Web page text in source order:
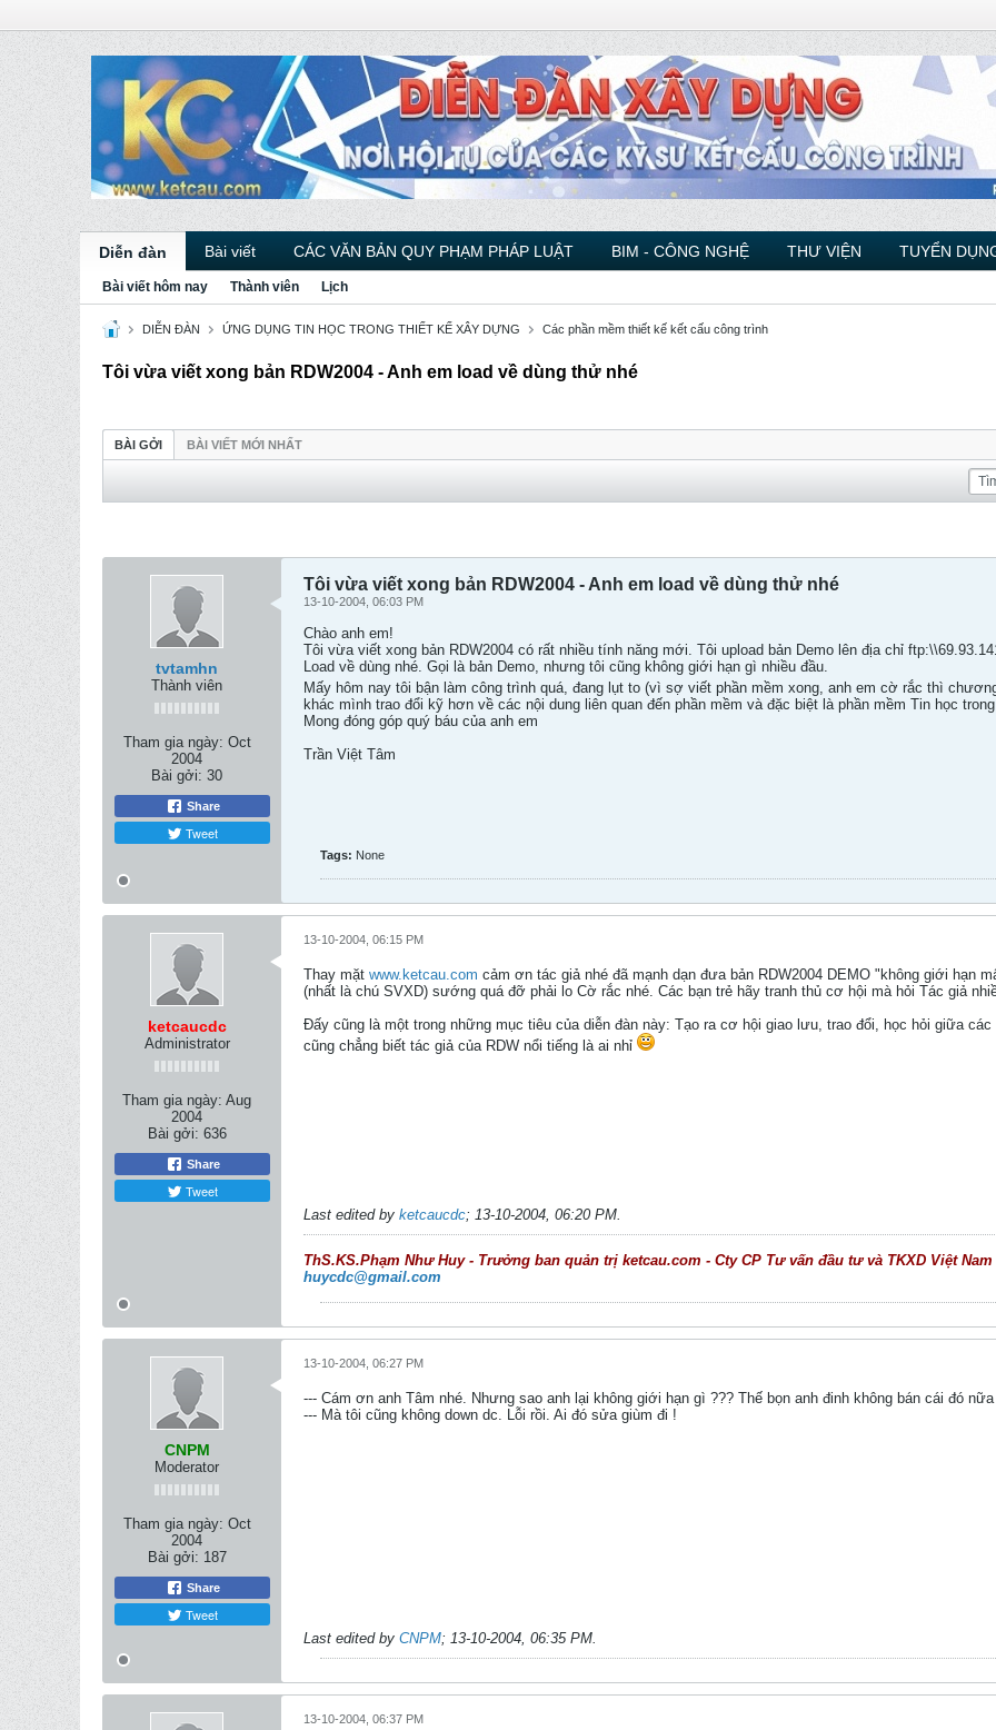
Diễn đàn Bài viết CÁC VĂN BẢN QUY PHẠM PHÁP LUẬT BIM - CÔNG NGHỆ THƯ VIỆN TUYỂN
Bài viết hôm nay Thành viên Lịch
DIỄN ĐÀN ỨNG DỤNG TIN HỌC TRONG THIẾT KẾ XÂY DỰNG Các phần mềm thiết kế kết cấu công trình
Tôi vừa viết xong bản RDW2004 - Anh em load về dùng thử nhé
BÀI GỞI BÀI VIẾT MỚI NHẤT
tvtamhn
Thành viên
Tham gia ngày: Oct
2004
Bài gởi: 30
Share
Tweet
Tôi vừa viết xong bản RDW2004 - Anh em load về dùng thử nhé
13-10-2004, 06:03 PM
Chào anh em!
Tôi vừa viết xong bản RDW2004 có rất nhiều tính năng mới. Tôi upload bản Demo lên địa chỉ
Load về dùng nhé. Gọi là bản Demo, nhưng tôi cũng không giới hạn gì nhiều đầu.
Mấy hôm nay tôi bận làm công trình quá, đang lụt to (vì sợ viết phần mềm xong, anh em cờ rắc thì
khác mình trao đổi kỹ hơn về các nội dung liên quan đến phần mềm và đặc biệt là phần mềm Tin học
Mong đóng góp quý báu của anh em
Trần Việt Tâm
Tags: None
ketcaucdc
Administrator
Tham gia ngày: Aug
2004
Bài gởi: 636
Share
Tweet
13-10-2004, 06:15 PM
Thay mặt www.ketcau.com cảm ơn tác giả nhé đã mạnh dạn đưa bản RDW2004 DEMO "không giới hạn
(nhất là chú SVXD) sướng quá đỡ phải lo Cờ rắc nhé. Các bạn trẻ hãy tranh thủ cơ hội mà hỏi Tác giả
Đấy cũng là một trong những mục tiêu của diễn đàn này: Tạo ra cơ hội giao lưu, trao đổi, học hỏi giữa
cũng chẳng biết tác giả của RDW nổi tiếng là ai nhỉ
Last edited by ketcaucdc; 13-10-2004, 06:20 PM.
ThS.KS.Phạm Như Huy - Trưởng ban quản trị ketcau.com - Cty CP Tư vấn đầu tư và TKXD Việt Nam
huycdc@gmail.com
CNPM
Moderator
Tham gia ngày: Oct
2004
Bài gởi: 187
Share
Tweet
13-10-2004, 06:27 PM
--- Cám ơn anh Tâm nhé. Nhưng sao anh lại không giới hạn gì ??? Thế bọn anh đinh không bán cái đó
--- Mà tôi cũng không down dc. Lỗi rồi. Ai đó sửa giùm đi !
Last edited by CNPM; 13-10-2004, 06:35 PM.
13-10-2004, 06:37 PM